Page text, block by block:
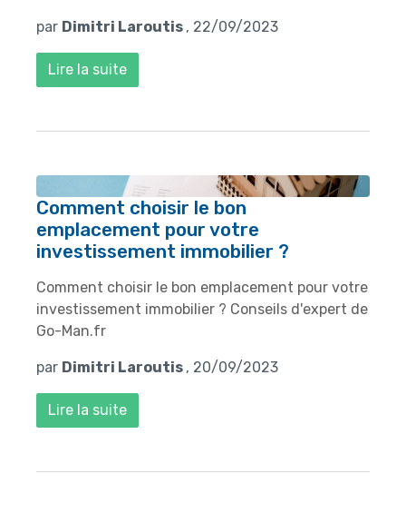
par Dimitri Laroutis , 22/09/2023
Lire la suite
Comment choisir le bon
emplacement pour votre
investissement immobilier ?
Comment choisir le bon emplacement pour votre
investissement immobilier ? Conseils d'expert de
Go-Man.fr
par Dimitri Laroutis , 20/09/2023
Lire la suite